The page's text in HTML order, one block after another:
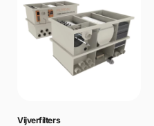
Vijverfilters